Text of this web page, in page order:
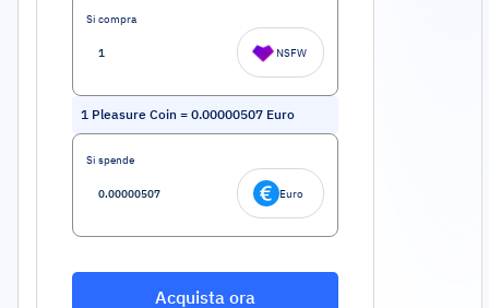
Si compra
NSFW
1 Pleasure Coin = 0.00000507 Euro
Si spende
Euro
Acquista ora